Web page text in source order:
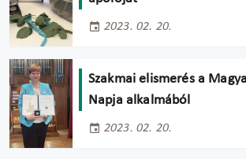
2023. 02. 20.
Szakmai elismerés a
Napja alkalmából
2023. 02. 20.